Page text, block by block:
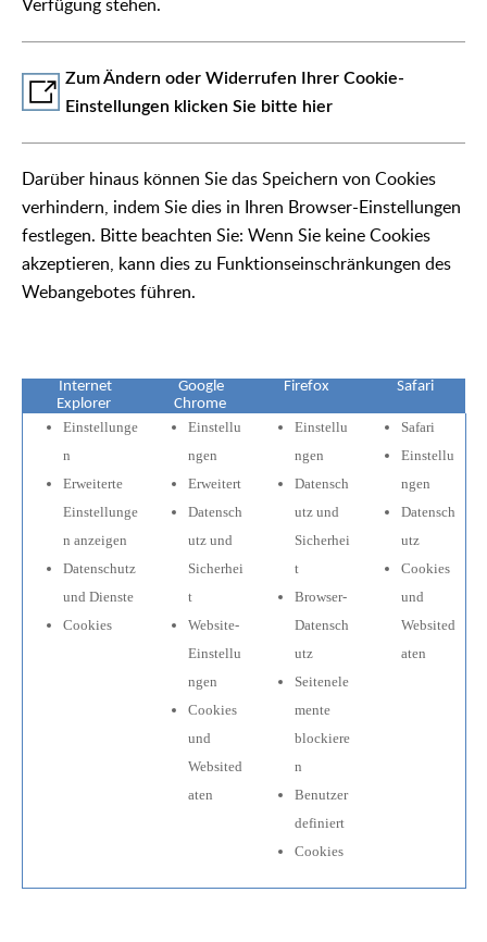
Verfügung stehen.
Zum Ändern oder Widerrufen Ihrer Cookie-
Einstellungen klicken Sie bitte hier
Darüber hinaus können Sie das Speichern von Cookies
verhindern, indem Sie dies in Ihren Browser-Einstellungen
festlegen. Bitte beachten Sie: Wenn Sie keine Cookies
akzeptieren, kann dies zu Funktionseinschränkungen des
Webangebotes führen.
Internet
Explorer
Google
Chrome
Firefox Safari
Einstellunge
n
Erweiterte
Einstellunge
n anzeigen
Datenschutz
und Dienste
Cookies
Einstellu
ngen
Erweitert
Datensch
utz und
Sicherhei
t
Website-
Einstellu
ngen
Cookies
und
Websited
aten
Einstellu
ngen
Datensch
utz und
Sicherhei
t
Browser-
Datensch
utz
Seitenele
mente
blockiere
n
Benutzer
definiert
Cookies
Safari
Einstellu
ngen
Datensch
utz
Cookies
und
Websited
aten